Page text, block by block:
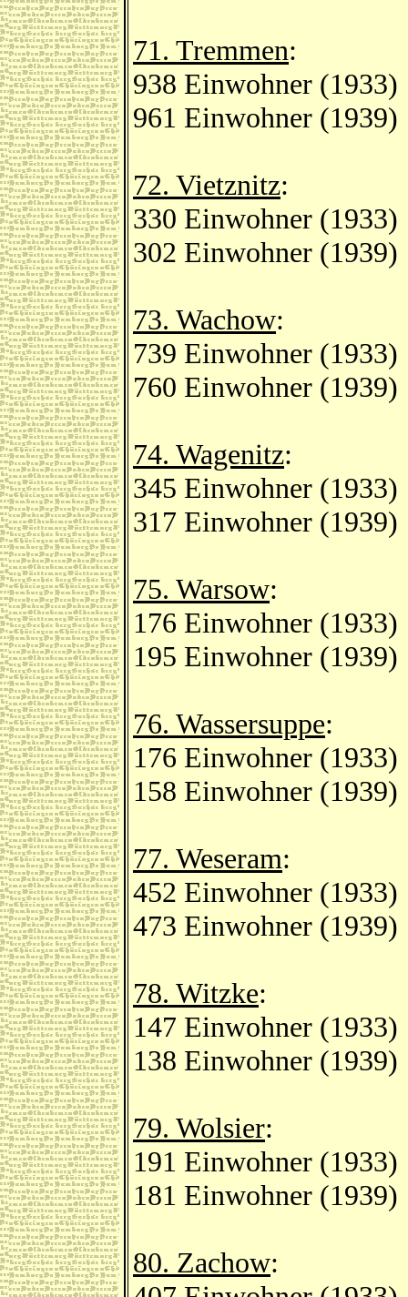
71. Tremmen:
938 Einwohner (1933)
961 Einwohner (1939)
72. Vietznitz:
330 Einwohner (1933)
302 Einwohner (1939)
73. Wachow:
739 Einwohner (1933)
760 Einwohner (1939)
74. Wagenitz:
345 Einwohner (1933)
317 Einwohner (1939)
75. Warsow:
176 Einwohner (1933)
195 Einwohner (1939)
76. Wassersuppe:
176 Einwohner (1933)
158 Einwohner (1939)
77. Weseram:
452 Einwohner (1933)
473 Einwohner (1939)
78. Witzke:
147 Einwohner (1933)
138 Einwohner (1939)
79. Wolsier:
191 Einwohner (1933)
181 Einwohner (1939)
80. Zachow: